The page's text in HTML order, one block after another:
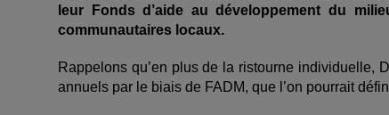
leur Fonds d’aide au développement du
communautaires locaux.
Rappelons qu’en plus de la ristourne individuelle,
annuels par le biais de FADM, que l’on pourrait